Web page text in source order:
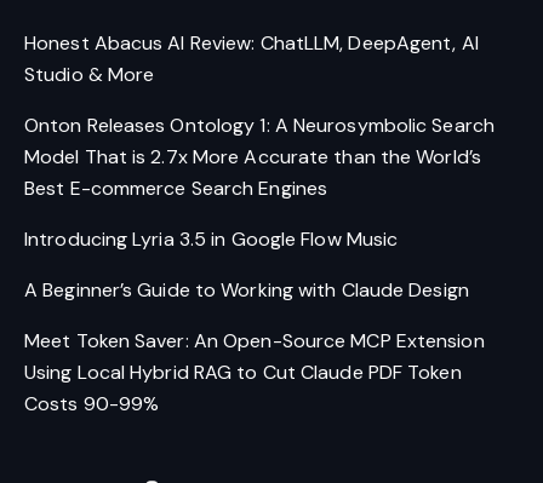
Honest Abacus AI Review: ChatLLM, DeepAgent, AI
Studio & More
Onton Releases Ontology 1: A Neurosymbolic Search
Model That is 2.7x More Accurate than the World’s
Best E-commerce Search Engines
Introducing Lyria 3.5 in Google Flow Music
A Beginner’s Guide to Working with Claude Design
Meet Token Saver: An Open-Source MCP Extension
Using Local Hybrid RAG to Cut Claude PDF Token
Costs 90-99%